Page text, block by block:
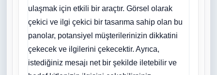
ulaşmak için etkili bir araçtır. Görsel olarak
çekici ve ilgi çekici bir tasarıma sahip olan bu
panolar, potansiyel müşterilerinizin dikkatini
çekecek ve ilgilerini çekecektir. Ayrıca,
istediğiniz mesajı net bir şekilde iletebilir ve